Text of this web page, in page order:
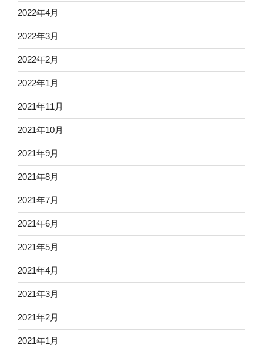
2022年4月
2022年3月
2022年2月
2022年1月
2021年11月
2021年10月
2021年9月
2021年8月
2021年7月
2021年6月
2021年5月
2021年4月
2021年3月
2021年2月
2021年1月